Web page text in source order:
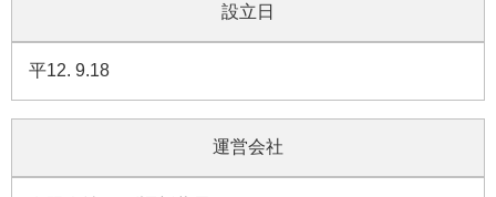
設立日
平12. 9.18
運営会社